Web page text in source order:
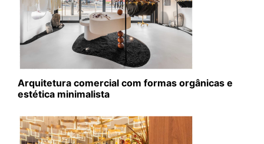
Arquitetura comercial com formas orgânicas e
estética minimalista